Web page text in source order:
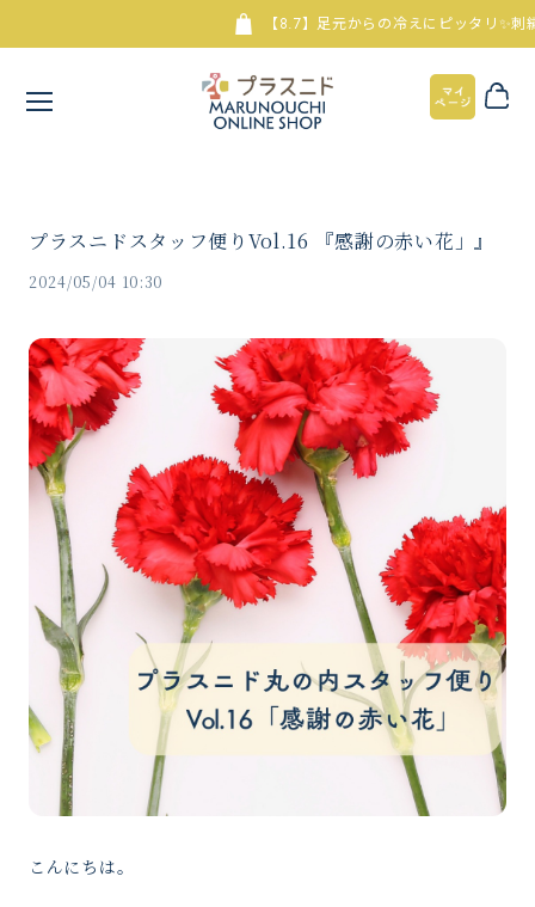
【8.7】足元からの冷えにピッタリ✨刺繍
プラスニドスタッフ便りVol.16 『感謝の赤い花」』
2024/05/04 10:30
こんにちは。